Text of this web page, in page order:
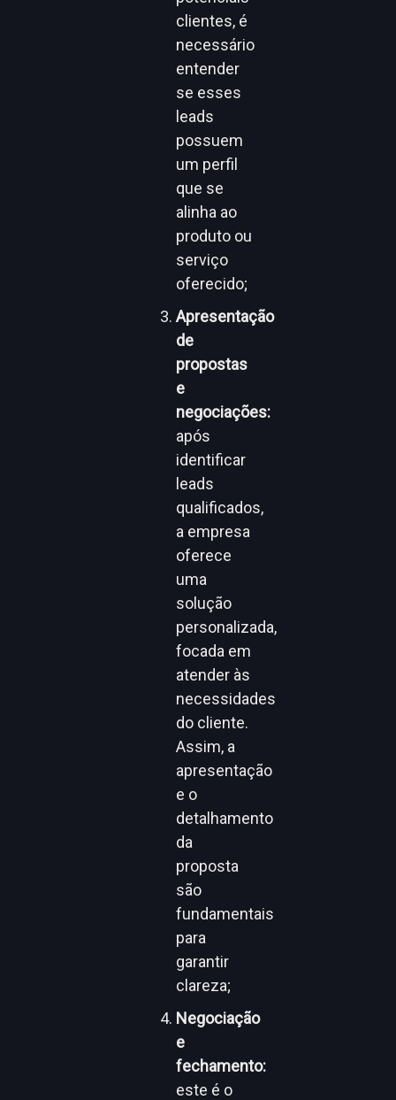
clientes, é
necessário
entender
se esses
leads
possuem
um perfil
que se
alinha ao
produto ou
serviço
oferecido;
Apresentação
de
propostas
e
negociações:
após
identificar
leads
qualificados,
a empresa
oferece
uma
solução
personalizada,
focada em
atender às
necessidades
do cliente.
Assim, a
apresentação
e o
detalhamento
da
proposta
são
fundamentais
para
garantir
clareza;
Negociação
e
fechamento:
este é o